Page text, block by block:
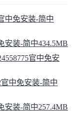
中免安装-简中
安装-简中434.5MB
官中免安
官中免安装-简中
安装-简中257.4MB